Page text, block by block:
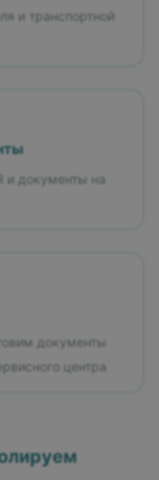
и транспортной
и документы на
документы
центра